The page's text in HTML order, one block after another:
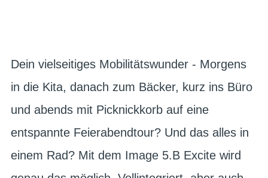
Dein vielseitiges Mobilitätswunder - Morgens
in die Kita, danach zum Bäcker, kurz ins Büro
und abends mit Picknickkorb auf eine
entspannte Feierabendtour? Und das alles in
einem Rad? Mit dem Image 5.B Excite wird